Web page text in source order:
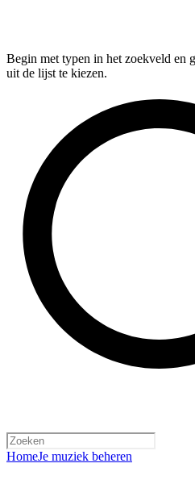
Begin met typen in het zoekveld en
uit de lijst te kiezen.
HomeJe muziek beheren